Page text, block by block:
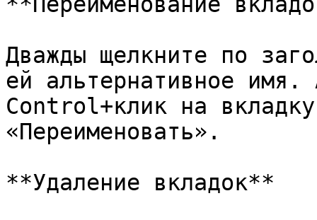
Дважды щелкните по
ей альтернативное имя.
Control+клик на
«Переименовать».
**Удаление вкладок**